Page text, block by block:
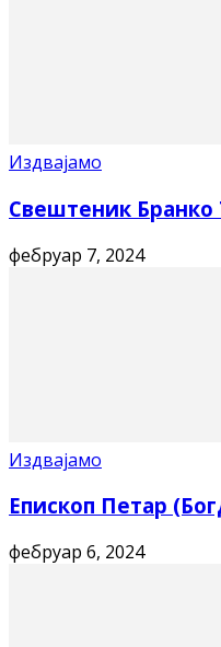
Издвајамо
Свештеник Бранко
фебруар 7, 2024
Издвајамо
Епископ Петар
фебруар 6, 2024